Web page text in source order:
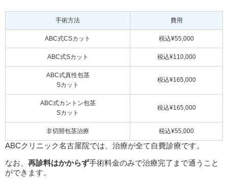
手術方法 費用
ABC式CSカット 税込¥55,000
ABC式Sカット 税込¥110,000
ABC式真性包茎
Sカット
税込¥165,000
ABC式カントン包茎
Sカット
税込¥165,000
非切開包茎治療 税込¥55,000
ABCクリニック名古屋院では、治療が全て自費診療です。
なお、 再診料はかからず手術料金のみで治療完了まで通うこと
ができます。